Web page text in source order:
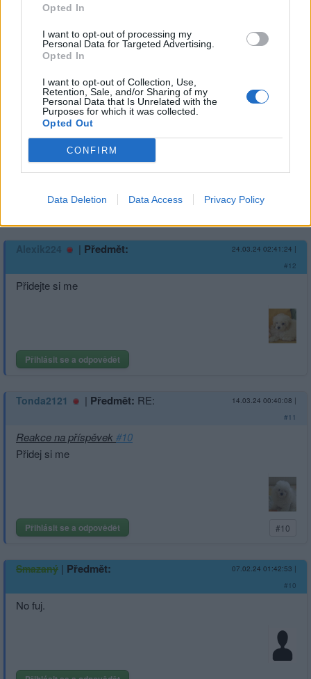
Opted In
I want to opt-out of processing my
Personal Data for Targeted Advertising.
Opted In
I want to opt-out of Collection, Use,
Retention, Sale, and/or Sharing of my
Personal Data that Is Unrelated with the
Purposes for which it was collected.
Opted Out
CONFIRM
Data Deletion Data Access Privacy Policy
Přihlásit se a odpovědět
Alexik224 |Předmět:RE: Nezávazný
sex chating
Reakce na příspěvek#1
Přihlásit se a odpovědět
Alexik224 | Předmět: 24.03.24 02:41:24 |
#12
Přidejte si me
Přihlásit se a odpovědět
Tonda2121 | Předmět: RE: 14.03.24 00:40:08 |
#11
Reakce na příspěvek#10
Přidej si me
Přihlásit se a odpovědět #10
Smazaný | Předmět: 07.02.24 01:42:53 |
#10
No fuj.